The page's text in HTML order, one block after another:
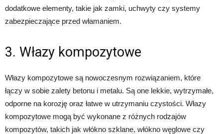
dodatkowe elementy, takie jak zamki, uchwyty czy systemy
zabezpieczające przed włamaniem.
3. Włazy kompozytowe
Włazy kompozytowe są nowoczesnym rozwiązaniem, które
łączy w sobie zalety betonu i metalu. Są one lekkie, wytrzymałe,
odporne na korozję oraz łatwe w utrzymaniu czystości. Włazy
kompozytowe mogą być wykonane z różnych rodzajów
kompozytów, takich jak włókno szklane, włókno węglowe czy